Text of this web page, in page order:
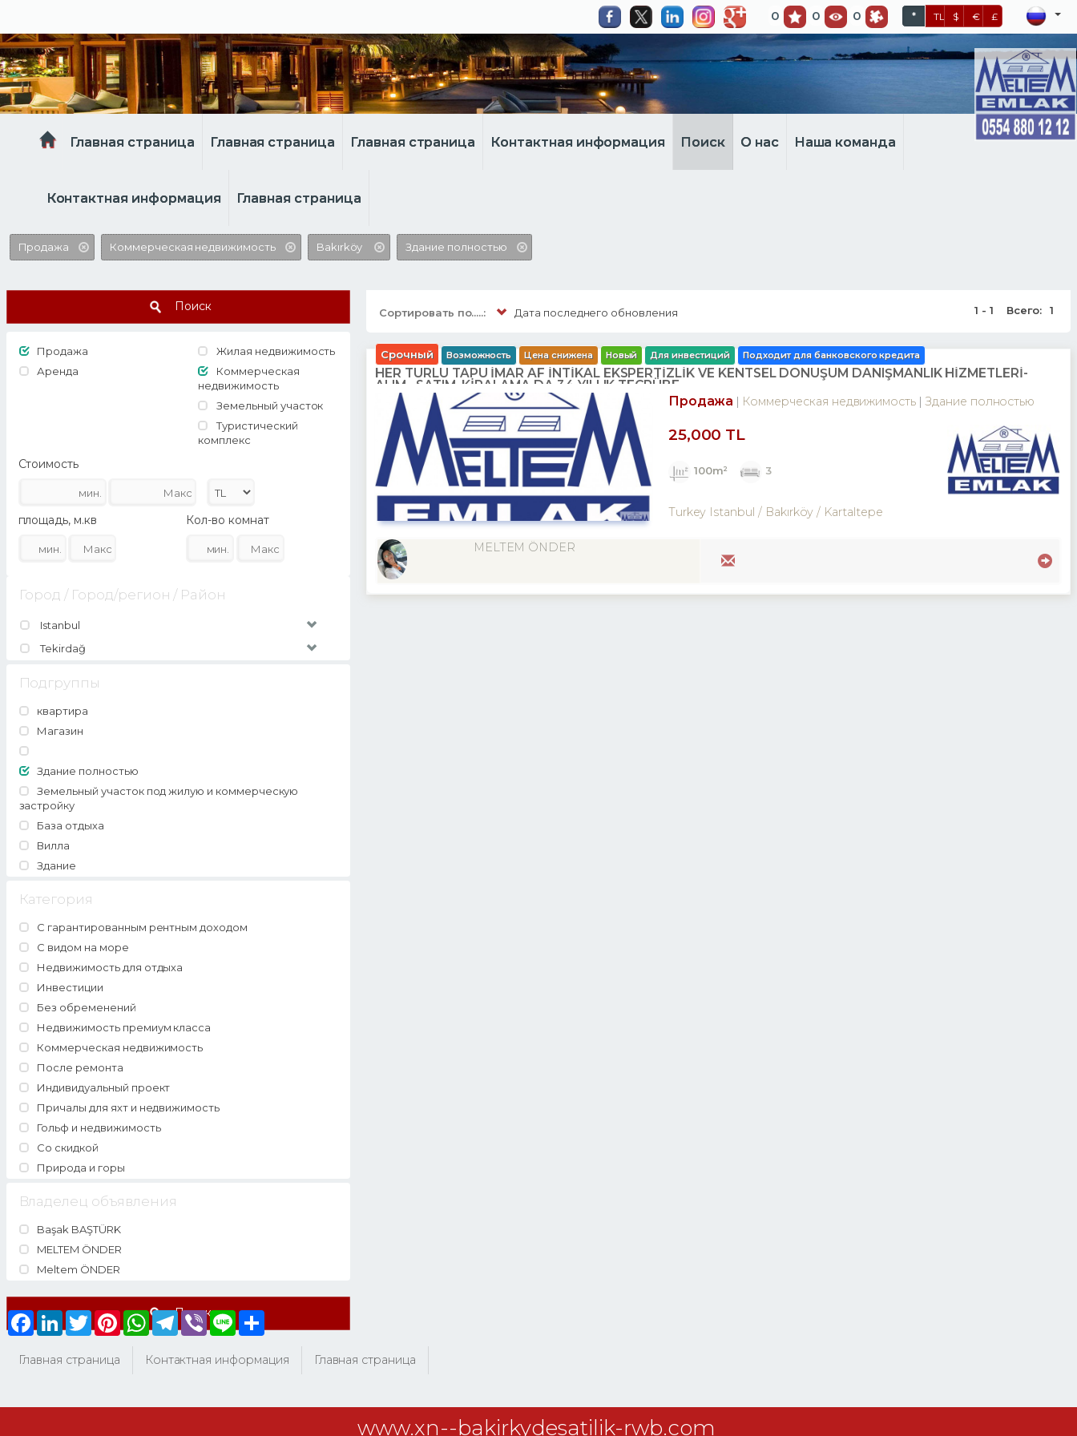
0 0 0 * TL $ € £
Главная страница Главная страница Главная страница Контактная информация Поиск О нас Наша команда
Контактная информация Главная страница
Продажа Коммерческая недвижимость Bakırköy Здание полностью
Поиск
Продажа
Аренда
Жилая недвижимость
Коммерческая
недвижимость
Земельный участок
Туристический
комплекс
Стоимость
площадь, м.кв Кол-во комнат
Город / Город/регион / Район
Istanbul
Tekirdağ
Подгруппы
квартира
Магазин
Здание полностью
Земельный участок под жилую и коммерческую
застройку
База отдыха
Вилла
Здание
Категория
С гарантированным рентным доходом
С видом на море
Недвижимость для отдыха
Инвестиции
Без обременений
Недвижимость премиум класса
Коммерческая недвижимость
После ремонта
Индивидуальный проект
Причалы для яхт и недвижимость
Гольф и недвижимость
Со скидкой
Природа и горы
Владелец объявления
Başak BAŞTÜRK
MELTEM ÖNDER
Meltem ÖNDER
Поиск
Сортировать по.....: Дата последнего обновления 1 - 1 Всего: 1
Срочный Возможность Цена снижена Новый Для инвестиций Подходит для банковского кредита
HER TÜRLÜ TAPU İMAR AF İNTİKAL EKSPERTİZLİK VE KENTSEL DÖNÜŞÜM DANIŞMANLIK HİZMETLERİ-
ALIM . SATIM. KİRALAMA DA 34 YILLIK TECRÜBE.
Продажа
Коммерческая недвижимость Здание полностью
25,000 TL
100m² 3
Turkey Istanbul / Bakırköy / Kartaltepe
MELTEM ÖNDER
Главная страница Контактная информация Главная страница
Facebook
LinkedInTwitterPinterestWhatsAppTelegram
Viber Line Share
www.xn--bakirkydesatilik-rwb.com